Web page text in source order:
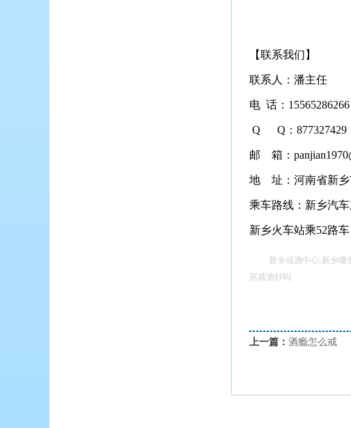
【联系我们】
联系人：潘主任
电 话：15565286266
Q Q：877327429
邮 箱：
地 址：河南省新乡
乘车路线：新乡汽
新乡火车站乘52路
新乡戒酒中心,新乡哪
苑戒酒好吗
上一篇： 酒瘾怎么戒